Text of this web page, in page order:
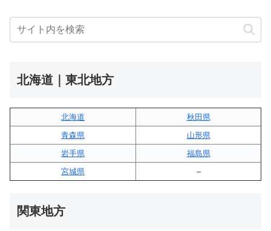
北海道｜東北地方
北海道
秋田県
青森県
山形県
岩手県
福島県
宮城県
–
関東地方